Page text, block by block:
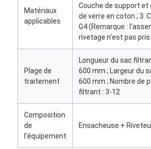
Machine de rivetage automatique
Machine de rivetage semi
Soudeuse de cadre
Filtres de Hepa de climatisation
filtres d'épurateur d'air
Filtre à manches en aluminium
Filtre à manches de la poussière
Matériaux
applicables
Couche de support et
de verre en coton ; 3.
G4 (Remarque :
rivetage n'est pas
Plage de
traitement
Longueur du sac
600 mm ; Largeur du
600 mm ; Nombre de
filtrant : 3-12
Composition
de
l'équipement
Ensacheuse +